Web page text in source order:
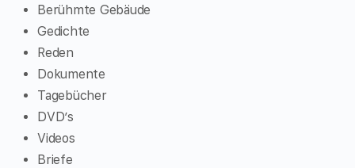
Berühmte Gebäude
Gedichte
Reden
Dokumente
Tagebücher
DVD’s
Videos
Briefe